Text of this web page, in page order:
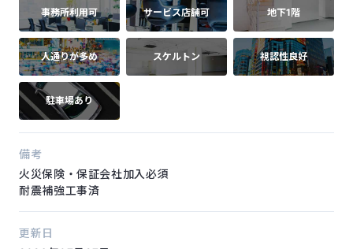
事務所利用可 サービス店舗可 地下1階
人通りが多め スケルトン 視認性良好
駐車場あり
備考
火災保険・保証会社加入必須
耐震補強工事済
更新日